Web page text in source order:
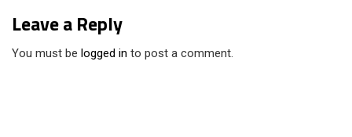
Leave a Reply
You must be logged in to post a comment.